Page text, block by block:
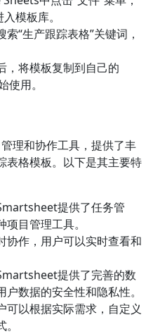
模板库。
索“生产跟踪表格”关键词，
，将模板复制到自己的
用。
理和协作工具，提供了丰
表格模板。以下是其主要特
提供了任务管
目管理工具。
协作，用户可以实时查看和
提供了完善的数
数据的安全性和隐私性。
可以根据实际需求，自定义